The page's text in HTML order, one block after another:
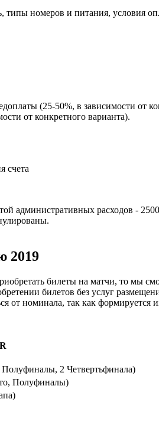
номеров и питания, условия
(25-50%, в зависимости от
от конкретного варианта).
счета
административных расходов -
2019
билеты на матчи, то мы
билетов без услуг
номинала, так как формируется
2 Четвертьфинала)
Полуфиналы)